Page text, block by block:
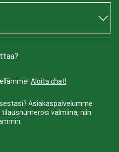
Aloita chat!
Asiakaspalvelumme
valmiina, niin